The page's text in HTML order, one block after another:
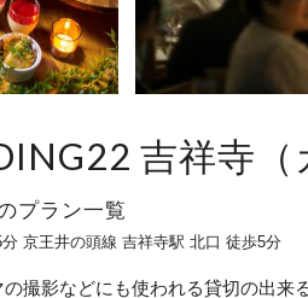
吉祥寺
プラン一覧
京王井の頭線 吉祥寺駅 北口 徒歩5分
撮影などにも使われる貸切の出来